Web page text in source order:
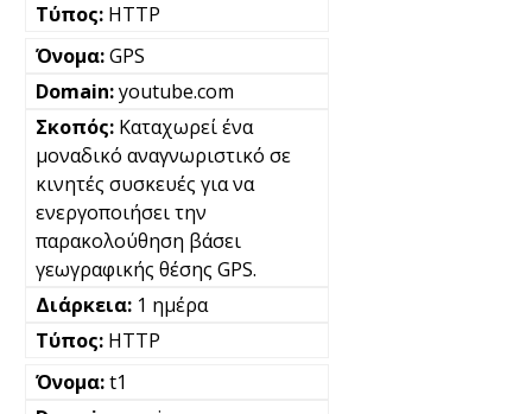
HTTP
GPS
youtube.com
Καταχωρεί ένα
μοναδικό αναγνωριστικό σε
κινητές συσκευές για να
ενεργοποιήσει την
παρακολούθηση βάσει
γεωγραφικής θέσης GPS.
1 ημέρα
HTTP
t1